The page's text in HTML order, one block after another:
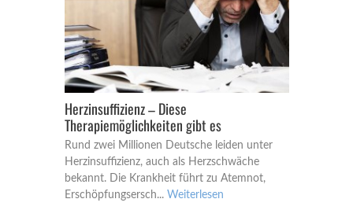
Herzinsuffizienz – Diese
Therapiemöglichkeiten gibt es
Rund zwei Millionen Deutsche leiden unter
Herzinsuffizienz, auch als Herzschwäche
bekannt. Die Krankheit führt zu Atemnot,
Erschöpfungsersch... Weiterlesen